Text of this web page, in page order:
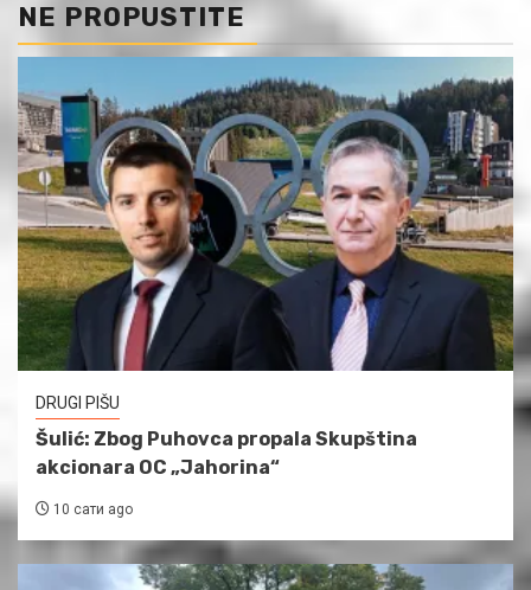
NE PROPUSTITE
DRUGI PIŠU
Šulić: Zbog Puhovca propala Skupština
akcionara OC „Jahorina“
10 сати ago